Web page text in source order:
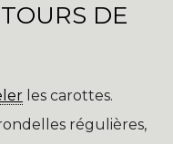
DE
les carottes.
régulières,